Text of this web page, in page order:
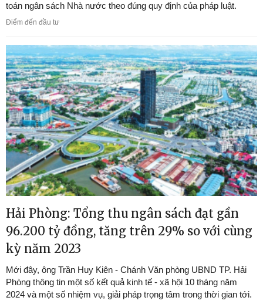
toán ngân sách Nhà nước theo đúng quy định của pháp luật.
Điểm đến đầu tư
Hải Phòng: Tổng thu ngân sách đạt gần
96.200 tỷ đồng, tăng trên 29% so với cùng
kỳ năm 2023
Mới đây, ông Trần Huy Kiên - Chánh Văn phòng UBND TP. Hải
Phòng thông tin một số kết quả kinh tế - xã hội 10 tháng năm
2024 và một số nhiệm vụ, giải pháp trọng tâm trong thời gian tới.